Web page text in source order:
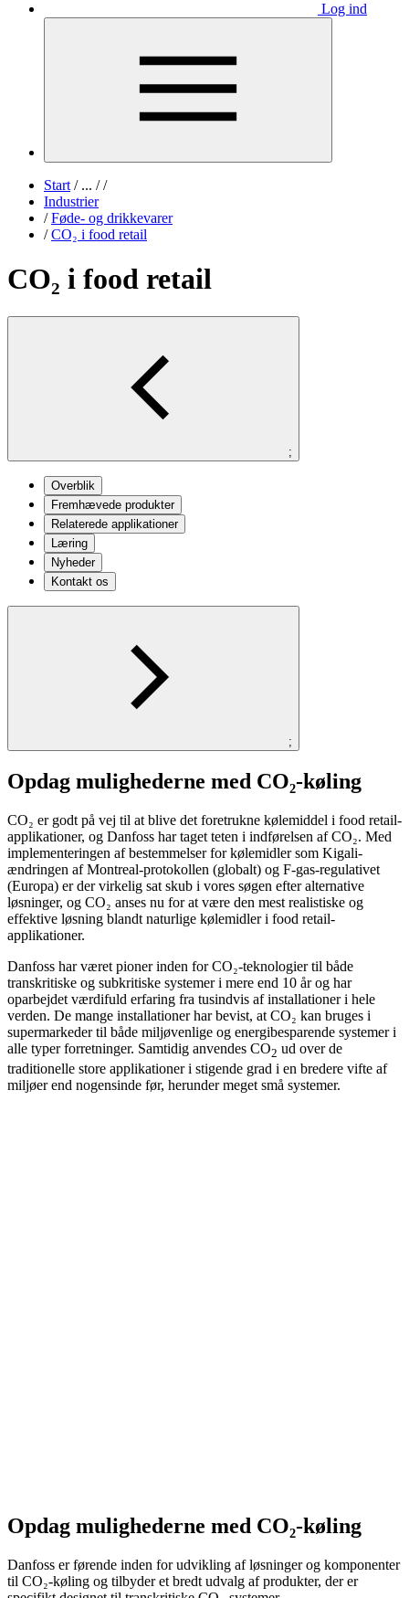
Log ind
Start /... / /
Industrier
/ Føde- og drikkevarer
/ CO₂ i food retail
CO₂ i food retail
;
Overblik
Fremhævede produkter
Relaterede applikationer
Læring
Nyheder
Kontakt os
;
Opdag mulighederne med CO₂-køling
CO₂ er godt på vej til at blive det foretrukne kølemiddel i food retail-
applikationer, og Danfoss har taget teten i indførelsen af CO₂. Med
implementeringen af bestemmelser for kølemidler som Kigali-
ændringen af Montreal-protokollen (globalt) og F-gas-regulativet
(Europa) er der virkelig sat skub i vores søgen efter alternative
løsninger, og CO₂ anses nu for at være den mest realistiske og
effektive løsning blandt naturlige kølemidler i food retail-
applikationer.
Danfoss har været pioner inden for CO₂-teknologier til både
transkritiske og subkritiske systemer i mere end 10 år og har
oparbejdet værdifuld erfaring fra tusindvis af installationer i hele
verden. De mange installationer har bevist, at CO₂ kan bruges i
supermarkeder til både miljøvenlige og energibesparende systemer i
alle typer forretninger. Samtidig anvendes CO2 ud over de
traditionelle store applikationer i stigende grad i en bredere vifte af
miljøer end nogensinde før, herunder meget små systemer.
Opdag mulighederne med CO₂-køling
Danfoss er førende inden for udvikling af løsninger og komponenter
til CO₂-køling og tilbyder et bredt udvalg af produkter, der er